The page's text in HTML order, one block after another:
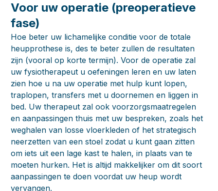
Voor uw operatie (preoperatieve
fase)
Hoe beter uw lichamelijke conditie voor de totale
heupprothese is, des te beter zullen de resultaten
zijn (vooral op korte termijn). Voor de operatie zal
uw fysiotherapeut u oefeningen leren en uw laten
zien hoe u na uw operatie met hulp kunt lopen,
traplopen, transfers met u doornemen en liggen in
bed. Uw therapeut zal ook voorzorgsmaatregelen
en aanpassingen thuis met uw bespreken, zoals het
weghalen van losse vloerkleden of het strategisch
neerzetten van een stoel zodat u kunt gaan zitten
om iets uit een lage kast te halen, in plaats van te
moeten hurken. Het is altijd makkelijker om dit soort
aanpassingen te doen voordat uw heup wordt
vervangen.